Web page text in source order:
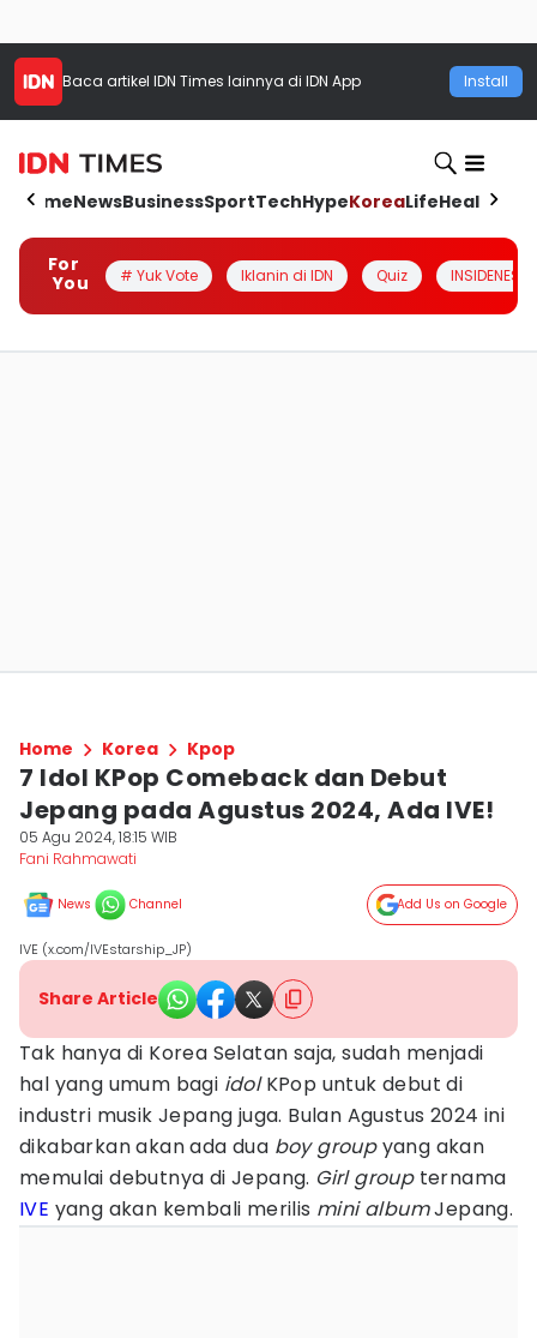
Baca artikel IDN Times lainnya di IDN App Install
HomeNewsBusinessSportTechHypeKoreaLifeHealth
For
You
# Yuk Vote Iklanin di IDN Quiz INSIDENESIA
Home Korea Kpop
7 Idol KPop Comeback dan Debut
Jepang pada Agustus 2024, Ada IVE!
05 Agu 2024, 18:15 WIB
Fani Rahmawati
News Channel Add Us on Google
IVE (x.com/IVEstarship_JP)
Share Article
Tak hanya di Korea Selatan saja, sudah menjadi
hal yang umum bagi idolKPop untuk debut di
industri musik Jepang juga. Bulan Agustus 2024 ini
dikabarkan akan ada dua boy groupyang akan
memulai debutnya di Jepang. Girl groupternama
IVE yang akan kembali merilis mini albumJepang.